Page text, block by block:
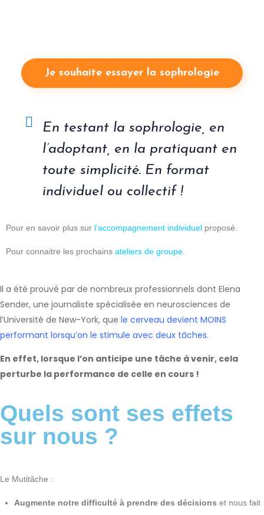
Je souhaite essayer la sophrologie
En testant la sophrologie, en
l’adoptant, en la pratiquant en
toute simplicité. En format
individuel ou collectif !
Pour en savoir plus sur l’accompagnement individuel proposé.
Pour connaitre les prochains ateliers de groupe.
Il a été prouvé par de nombreux professionnels dont Elena
Sender, une journaliste spécialisée en neurosciences de
l’Université de New-York, que le cerveau devient MOINS
performant lorsqu’on le stimule avec deux tâches.
En effet, lorsque l’on anticipe une tâche à venir, cela
perturbe la performance de celle en cours !
Quels sont ses effets
sur nous ?
Le Mutitâche :
Augmente notre difficulté à prendre des décisions et nous fait